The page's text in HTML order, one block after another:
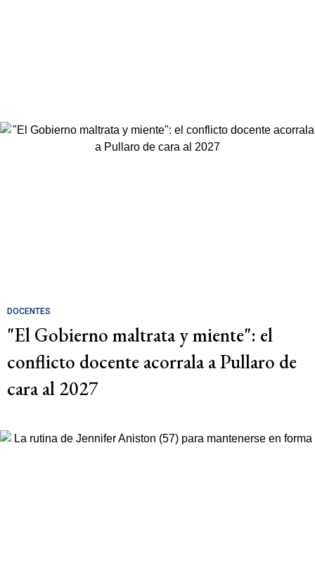
DOCENTES
"El Gobierno maltrata y miente": el
conflicto docente acorrala a Pullaro de
cara al 2027